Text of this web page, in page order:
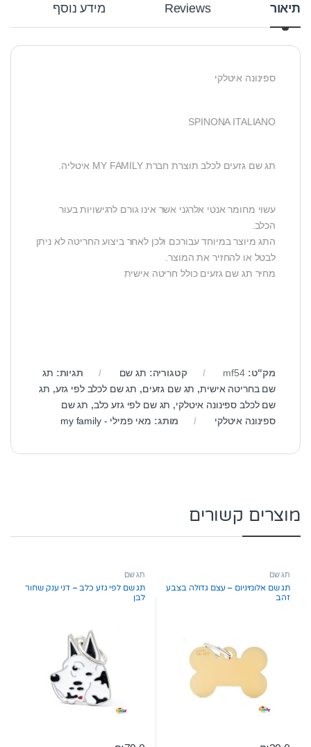
תיאור Reviews מידע נוסף
ספינונה איטלקי
SPINONA ITALIANO
תג שם גזעים לכלב תוצרת חברת MY FAMILY איטליה.
עשוי מחומר אנטי אלרגני אשר אינו גורם לרגישויות בעור
הכלב.
התג מיוצר במיוחד עבורכם ולכן לאחר ביצוע החריטה לא ניתן
לבטל או להחזיר את המוצר.
מחיר תג שם גזעים כולל חריטה אישית
מק"ט:mf54 קטגוריה: תג שם תגיות: תג
שם בחריטה אישית, תג שם גזעים, תג שם לכלב לפי גזע, תג
שם לכלב ספינונה איטלקי, תג שם לפי גזע כלב, תג שם
ספינונה איטלקי
מותג: מאי פמילי - my family
מוצרים קשורים
תג שם
תג שם אלומיניום – עצם גדולה בצבע
זהב
תג שם
תג שם לפי גזע כלב – דני ענק שחור
לבן